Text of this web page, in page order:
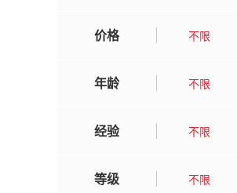
价格 不限
年龄 不限
经验 不限
等级 不限